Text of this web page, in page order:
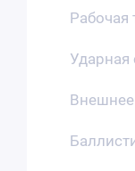
Рабочая
Ударная